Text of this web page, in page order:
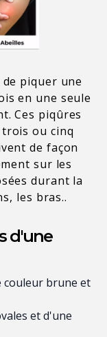
piquer une
en une seule
Ces piqûres
ou cinq
de façon
sur les
durant la
les bras..
d'une
couleur brune et
et d'une